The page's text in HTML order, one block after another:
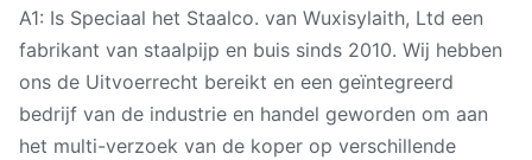
A1: Is Speciaal het Staalco. van Wuxisylaith, Ltd een
fabrikant van staalpijp en buis sinds 2010. Wij hebben
ons de Uitvoerrecht bereikt en een geïntegreerd
bedrijf van de industrie en handel geworden om aan
het multi-verzoek van de koper op verschillende